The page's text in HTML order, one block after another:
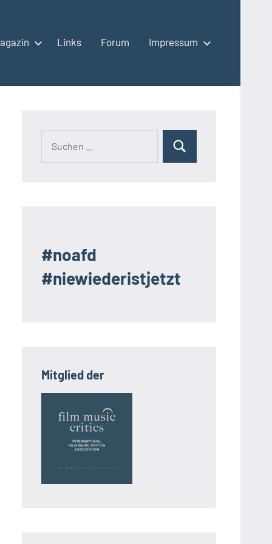
Links Forum Impressum
Suchen
#noafd
#niewiederistjetzt
Mitglied der